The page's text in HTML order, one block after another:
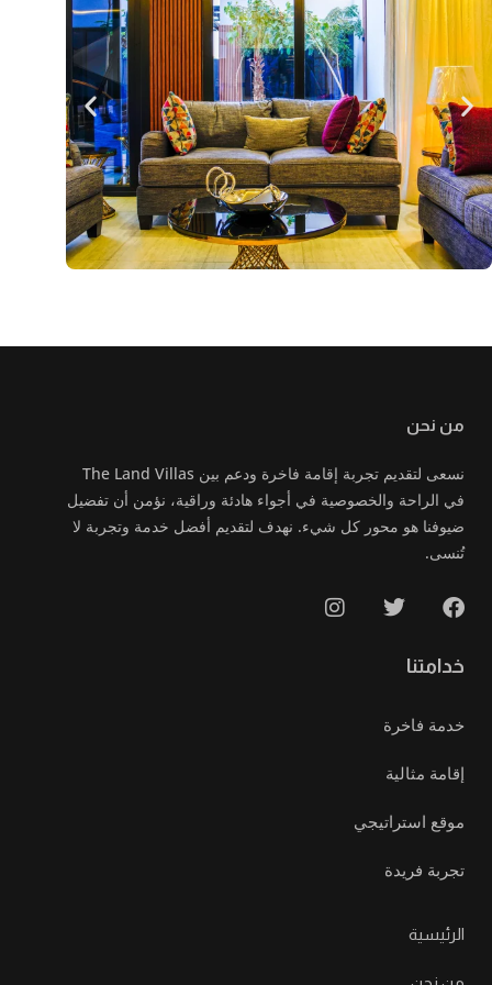
من نحن
نسعى لتقديم تجربة إقامة فاخرة ودعم بين The Land Villas
في الراحة والخصوصية في أجواء هادئة وراقية، نؤمن أن تفضيل
ضيوفنا هو محور كل شيء. نهدف لتقديم أفضل خدمة وتجربة لا
تُنسى.
خدامتنا
خدمة فاخرة
إقامة مثالية
موقع استراتيجي
تجربة فريدة
الرئيسية